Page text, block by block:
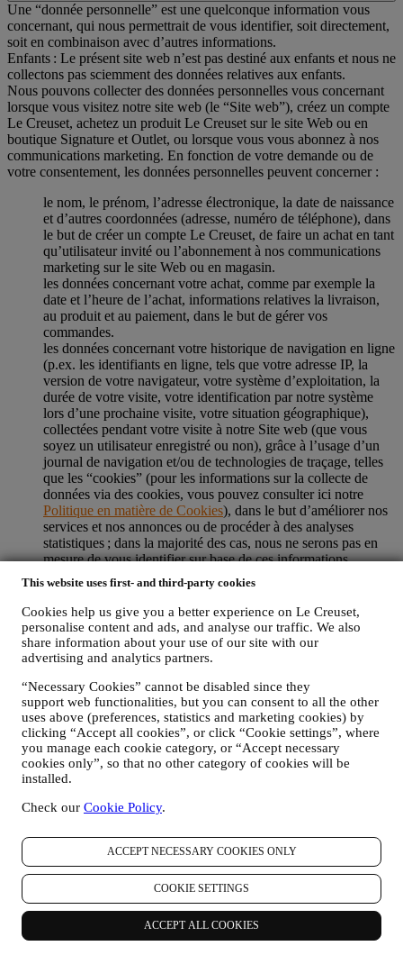
This website uses first- and third-party cookies
Cookies help us give you a better experience on Le Creuset,
personalise content and ads, and analyse our traffic. We also
share information about your use of our site with our
advertising and analytics partners.
“Necessary Cookies” cannot be disabled since they
support web functionalities, but you can consent to all the other
uses above (preferences, statistics and marketing cookies) by
clicking “Accept all cookies”, or click “Cookie settings”, where
you manage each cookie category, or “Accept necessary
cookies only”, so that no other category of cookies will be
installed.
Check our Cookie Policy.
ACCEPT NECESSARY COOKIES ONLY
COOKIE SETTINGS
ACCEPT ALL COOKIES
Une “donnée personnelle” est une quelconque information vous
concernant, qui nous permettrait de vous identifier, soit directement,
soit en combinaison avec d’autres informations.
Enfants : Le présent site web n’est pas destiné aux enfants et nous ne
collectons pas sciemment des données relatives aux enfants.
Nous pouvons collecter des données personnelles vous concernant
lorsque vous visitez notre site web (le “Site web”), créez un compte
Le Creuset, achetez un produit Le Creuset sur le site Web ou en
boutique Signature et Outlet, ou lorsque vous vous abonnez à nos
communications marketing. En fonction de votre demande ou de
votre consentement, les données personnelles peuvent concerner :
le nom, le prénom, l’adresse électronique, la date de naissance
et d’autres coordonnées (adresse, numéro de téléphone), dans
le but de créer un compte Le Creuset, de faire un achat en tant
qu’utilisateur invité ou l’abonnement à nos communications
marketing sur le site Web ou en magasin.
les données concernant votre achat, comme par exemple la
date et l’heure de l’achat, informations relatives la livraison,
au produit et au paiement, dans le but de gérer vos
commandes.
les données concernant votre historique de navigation en ligne
(p.ex. les identifiants en ligne, tels que votre adresse IP, la
version de votre navigateur, votre système d’exploitation, la
durée de votre visite, votre identification par notre système
lors d’une prochaine visite, votre situation géographique),
collectées pendant votre visite à notre Site web (que vous
soyez un utilisateur enregistré ou non), grâce à l’usage d’un
journal de navigation et/ou de technologies de traçage, telles
que les “cookies” (pour les informations sur la collecte de
données via des cookies, vous pouvez consulter ici notre
Politique en matière de Cookies), dans le but d’améliorer nos
services et nos annonces ou de procéder à des analyses
statistiques ; dans la majorité des cas, nous ne serons pas en
mesure de vous identifier sur base de ces informations
techniques.
votre feedback, vos demandes, réclamations, questions ou
interactions avec nous (par exemple vos messages, chats,
posts sur les réseaux sociaux, e-mails ou appels
téléphoniques).
lorsque vous utilisez le Site web ou lorsque vous nous fournissez de
toute autre façon une quelconque information d’identification
personnelle, sont dûment protégées et vos droits au respect de la vie
privée sont expliqués sous le paragraphe 8 ci-dessous.
2. QUI RECUEILLE VOS DONNEES PERSONNELLES ?
Le contrôleur des données relatives aux services d’e-commerce
proposés sur le Site web est Le Creuset Benelux SA, dont le siège
social est établi à Le Creuset Benelux SA, 4 Rue de la Presse, 1000
Si vous acceptez de recevoir des communications commerciales de
notre part, vous ferez partie de la base de données des
consommateurs du groupe Le Creuset. Celle-ci est gérée
conjointement, par Le Creuset BENELUX et Group AG, dont le
siège social est situé à Neuhofstrasse 4, 6340 Baar, en Suisse. Son
représentant désigné dans l'UE est Le Creuset SL, numéro de TVA
B62153630, dont les bureaux sont situés Paseo de Gracia 9 2º,